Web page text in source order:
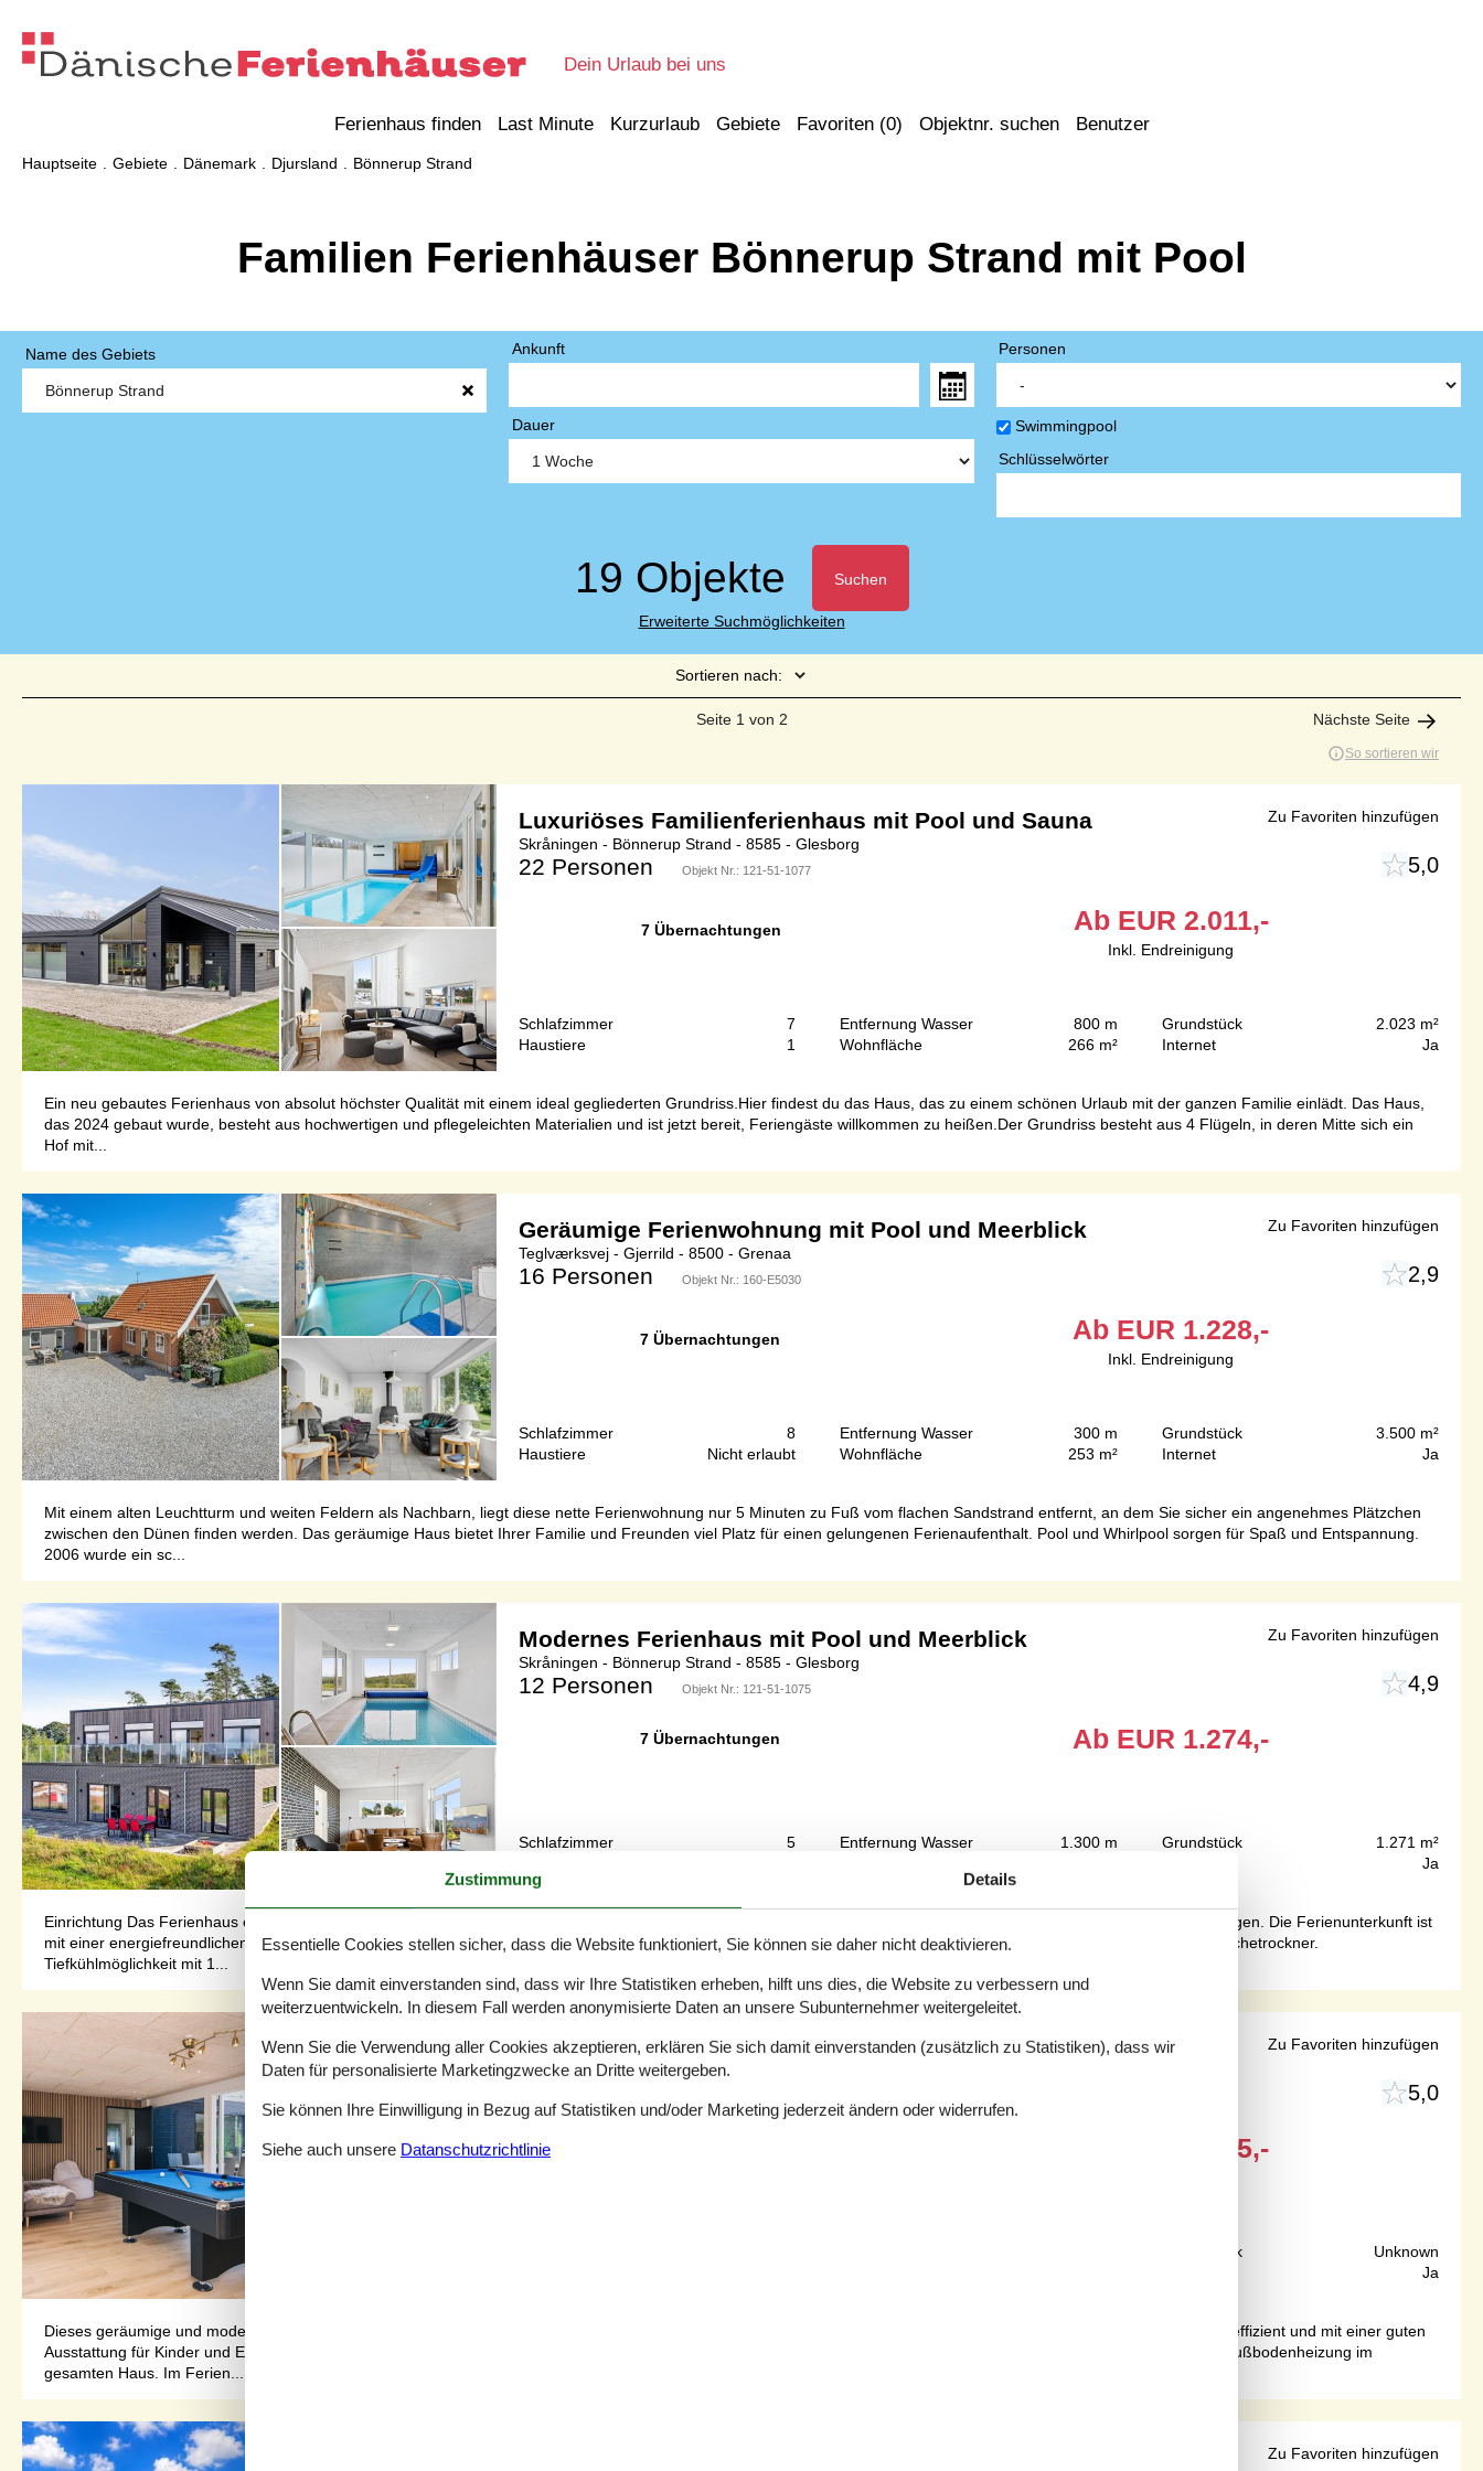
Dein Urlaub bei uns
Ferienhaus finden Last Minute Kurzurlaub Gebiete Favoriten (0) Objektnr. suchen Benutzer
Hauptseite Gebiete Dänemark Djursland Bönnerup Strand
Familien Ferienhäuser Bönnerup Strand mit Pool
Name des Gebiets Ankunft
Dauer
Personen
Swimmingpool
Schlüsselwörter
19 Objekte Suchen
Erweiterte Suchmöglichkeiten
Sortieren nach:
Seite 1 von 2 Nächste Seite
So sortieren wir
Luxuriöses Familienferienhaus mit Pool und Sauna
Skråningen - Bönnerup Strand - 8585 - Glesborg
22 Personen Objekt Nr.: 121-51-1077 5,0
7 Übernachtungen Ab EUR 2.011,-
Inkl. Endreinigung
Schlafzimmer
7
Haustiere
1
Entfernung Wasser
800 m
Wohnfläche
266 m²
Grundstück
2.023 m²
Internet
Ja
Ein neu gebautes Ferienhaus von absolut höchster Qualität mit einem ideal gegliederten Grundriss.Hier findest du das Haus, das zu einem schönen Urlaub mit der ganzen Familie einlädt. Das Haus,
das 2024 gebaut wurde, besteht aus hochwertigen und pflegeleichten Materialien und ist jetzt bereit, Feriengäste willkommen zu heißen.Der Grundriss besteht aus 4 Flügeln, in deren Mitte sich ein
Hof mit...
Zu Favoriten hinzufügen
Geräumige Ferienwohnung mit Pool und Meerblick
Teglværksvej - Gjerrild - 8500 - Grenaa
16 Personen Objekt Nr.: 160-E5030 2,9
7 Übernachtungen Ab EUR 1.228,-
Inkl. Endreinigung
Schlafzimmer
8
Haustiere
Nicht erlaubt
Entfernung Wasser
300 m
Wohnfläche
253 m²
Grundstück
3.500 m²
Internet
Ja
Mit einem alten Leuchtturm und weiten Feldern als Nachbarn, liegt diese nette Ferienwohnung nur 5 Minuten zu Fuß vom flachen Sandstrand entfernt, an dem Sie sicher ein angenehmes Plätzchen
zwischen den Dünen finden werden. Das geräumige Haus bietet Ihrer Familie und Freunden viel Platz für einen gelungenen Ferienaufenthalt. Pool und Whirlpool sorgen für Spaß und Entspannung.
2006 wurde ein sc...
Zu Favoriten hinzufügen
Modernes Ferienhaus mit Pool und Meerblick
Skråningen - Bönnerup Strand - 8585 - Glesborg
12 Personen Objekt Nr.: 121-51-1075 4,9
7 Übernachtungen Ab EUR 1.274,-
Schlafzimmer
5
Entfernung Wasser
1.300 m
Grundstück
1.271 m²
Ja
Einrichtung Das Ferienhaus eignet sich für 12 Personen. Die Ferienunterkunft hat eine Wohnfläche von 270 m² und wurde 2024 gebaut. Es ist erlaubt 1 Haustier mitzubringen. Die Ferienunterkunft ist
mit einer energiefreundlichen Luft-Wasser-Wärmepumpe ausgestattet. Fußbodenheizung in allen Räumen. Die Ferienunterkunft ist mit Waschmaschine ausgestattet. Wäschetrockner.
Tiefkühlmöglichkeit mit 1...
Zu Favoriten hinzufügen
Luxuriöses Ferienhaus mit Pool & Sauna
Skråningen - Bönnerup Strand - 8585 - Northern Djursland
5,0
2.245,-
Grundstück
Unknown
Ja
Dieses geräumige und moderne Ferienhaus bietet Platz für bis zu 22 Personen und umfasst insgesamt 268 m². Das Haus wurde 2025 erbaut und ist komfortabel, energieeffizient und mit einer guten
Ausstattung für Kinder und Erwachsene eingerichtet. Beheizt wird das Haus mit einer energiesparenden Luft-Wasser-Wärmepumpe. Zusätzlich gibt es Solarheizung und Fußbodenheizung im
gesamten Haus. Im Ferien...
Zu Favoriten hinzufügen
Zu Favoriten hinzufügen
Zustimmung Details
Essentielle Cookies stellen sicher, dass die Website funktioniert, Sie können sie daher nicht deaktivieren.
Wenn Sie damit einverstanden sind, dass wir Ihre Statistiken erheben, hilft uns dies, die Website zu verbessern und
weiterzuentwickeln. In diesem Fall werden anonymisierte Daten an unsere Subunternehmer weitergeleitet.
Wenn Sie die Verwendung aller Cookies akzeptieren, erklären Sie sich damit einverstanden (zusätzlich zu Statistiken), dass wir
Daten für personalisierte Marketingzwecke an Dritte weitergeben.
Sie können Ihre Einwilligung in Bezug auf Statistiken und/oder Marketing jederzeit ändern oder widerrufen.
Siehe auch unsere Datanschutzrichtlinie